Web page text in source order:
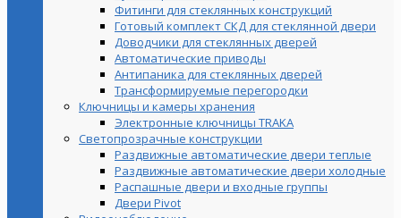
Фитинги для стеклянных конструкций
Готовый комплект СКД для стеклянной двери
Доводчики для стеклянных дверей
Автоматические приводы
Антипаника для стеклянных дверей
Трансформируемые перегородки
Ключницы и камеры хранения
Электронные ключницы TRAKA
Светопрозрачные конструкции
Раздвижные автоматические двери теплые
Раздвижные автоматические двери холодные
Распашные двери и входные группы
Двери Pivot